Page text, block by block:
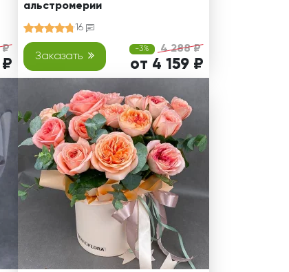
₽
₽
альстромерии
16
Заказать
-3% 4 288 ₽
от 4 159 ₽